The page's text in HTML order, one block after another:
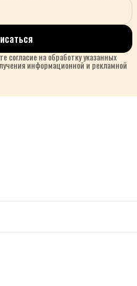
на обработку указанных
информационной и рекламной